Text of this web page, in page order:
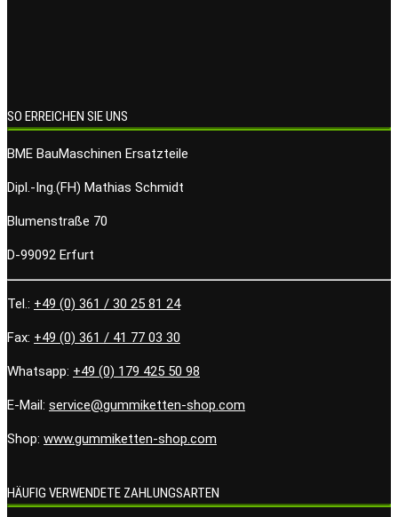
SO ERREICHEN SIE UNS
BME BauMaschinen Ersatzteile
Dipl.-Ing.(FH) Mathias Schmidt
Blumenstraße 70
D-99092 Erfurt
Tel.: +49 (0) 361 / 30 25 81 24
Fax: +49 (0) 361 / 41 77 03 30
Whatsapp: +49 (0) 179 425 50 98
E-Mail: service@gummiketten-shop.com
Shop: www.gummiketten-shop.com
HÄUFIG VERWENDETE ZAHLUNGSARTEN